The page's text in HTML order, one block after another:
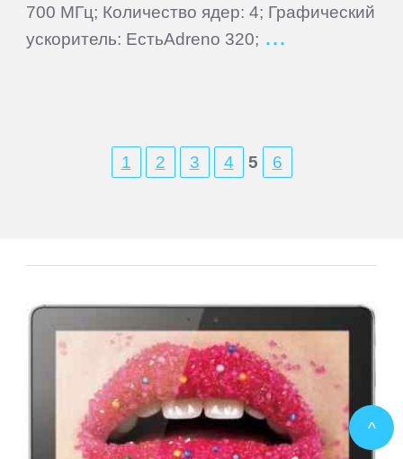
700 МГц; Количество ядер: 4; Графический
ускоритель: ЕстьAdreno 320;
1 2 3 4 5 6
^